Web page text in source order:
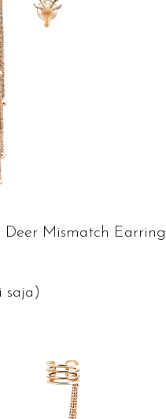
Deer Mismatch
saja)